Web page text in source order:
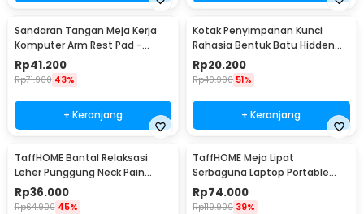
Sandaran Tangan Meja Kerja
Komputer Arm Rest Pad -
91526
Rp41.200
Rp71.900 43%
+ Keranjang
Kotak Penyimpanan Kunci
Rahasia Bentuk Batu Hidden
Key Box - B0521
Rp20.200
Rp40.900 51%
+ Keranjang
TaffHOME Bantal Relaksasi
Leher Punggung Neck Pain
Relief - HBF001
Rp36.000
Rp64.900 45%
TaffHOME Meja Lipat
Serbaguna Laptop Portable
Desk Minimalist Design - BO60
Rp74.000
Rp119.900 39%